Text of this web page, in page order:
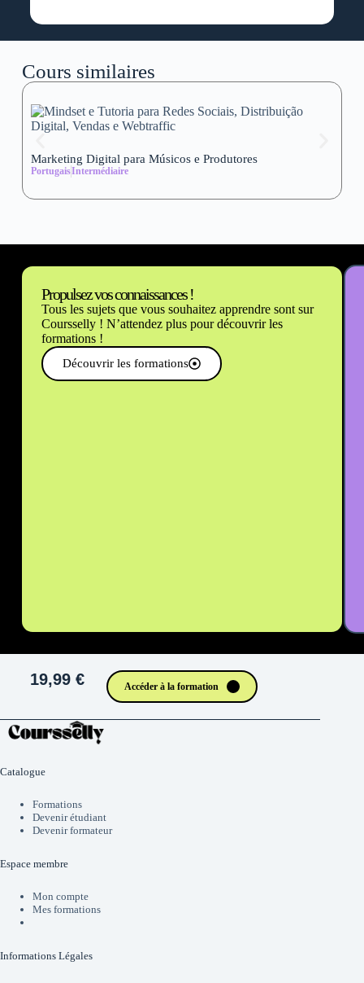
Cours similaires
Marketing Digital para Músicos e Produtores
PortugaisIntermédiaire
Propulsez vos connaissances !
Tous les sujets que vous souhaitez apprendre sont sur
Coursselly ! N’attendez plus pour découvrir les
formations !
Découvrir les formations
19,99 € Accéder à la formation
Catalogue
Formations
Devenir étudiant
Devenir formateur
Espace membre
Mon compte
Mes formations
Informations Légales